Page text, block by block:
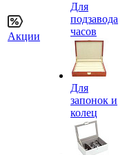
Акции
Для
подзавода
часов
Для
запонок и
колец